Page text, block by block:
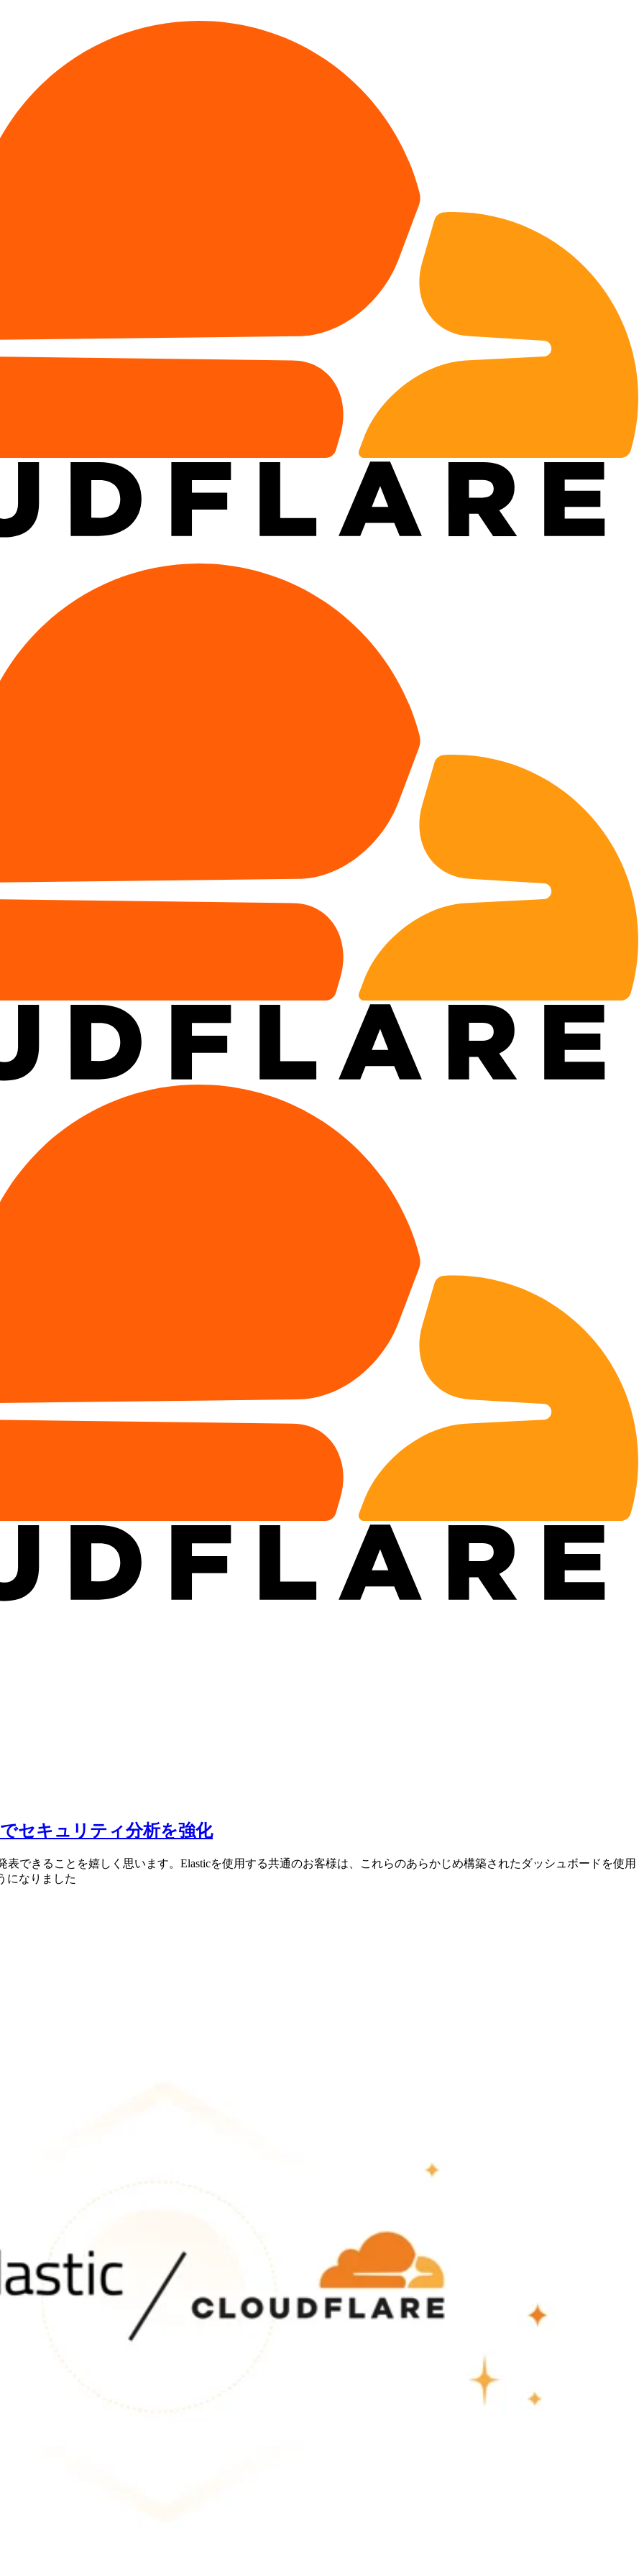
セキュリティ分析を強化
表できることを嬉しく思います。Elasticを使用する共通のお客様は、これらのあらかじめ構築されたダッシュボードを使用
になりました